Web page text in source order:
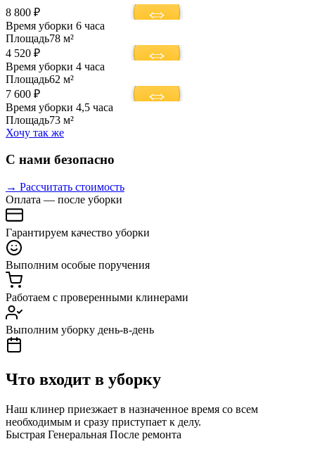
8 800 ₽
Время уборки 6 часа
Площадь78 м²
4 520 ₽
Время уборки 4 часа
Площадь62 м²
7 600 ₽
Время уборки 4,5 часа
Площадь73 м²
Хочу так же
С нами безопасно
→ Рассчитать стоимость
Оплата — после уборки
Гарантируем качество уборки
Выполним особые поручения
Работаем с проверенными клинерами
Выполним уборку день-в-день
Что входит в уборку
Наш клинер приезжает в назначенное время со всем
необходимым и сразу приступает к делу.
Быстрая Генеральная После ремонта